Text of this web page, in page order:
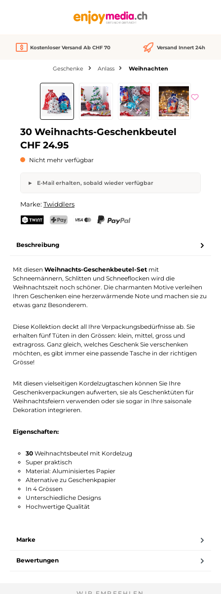
Kostenloser Versand Ab CHF 70 Versand Innert 24h
Geschenke Anlass Weihnachten
Bildergalerie überspringen
Nicht verfügbar
30 Weihnachts-Geschenkbeutel
CHF 24.95
Nicht mehr verfügbar
E-Mail erhalten, sobald wieder verfügbar
Dein Name E-Mail-Adresse
Marke: Twiddlers
Beschreibung
Mit diesenWeihnachts-Geschenkbeutel-Set mit
Schneemännern, Schlitten und Schneeflocken wird die
Weihnachtszeit noch schöner. Die charmanten Motive verleihen
Ihren Geschenken eine herzerwärmende Note und machen sie zu
etwas ganz Besonderem.
Diese Kollektion deckt all Ihre Verpackungsbedürfnisse ab. Sie
erhalten fünf Tüten in den Grössen: klein, mittel, gross und
extragross. Ganz gleich, welches Geschenk Sie verschenken
möchten, es gibt immer eine passende Tasche in der richtigen
Grösse!
Mit diesen vielseitigen Kordelzugtaschen können Sie Ihre
Geschenkverpackungen aufwerten, sie als Geschenktüten für
Weihnachtsfeiern verwenden oder sie sogar in Ihre saisonale
Dekoration integrieren.
Eigenschaften:
30 Weihnachtsbeutel mit Kordelzug
Super praktisch
Material: Aluminisiertes Papier
Alternative zu Geschenkpapier
In 4 Grössen
Unterschiedliche Designs
Hochwertige Qualität
Marke
Bewertungen